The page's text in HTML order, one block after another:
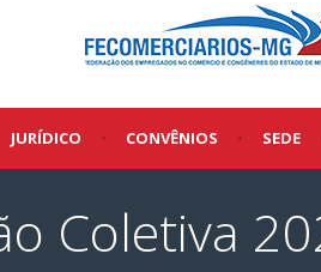
JURÍDICO • CONVÊNIOS • SEDE
Coletiva